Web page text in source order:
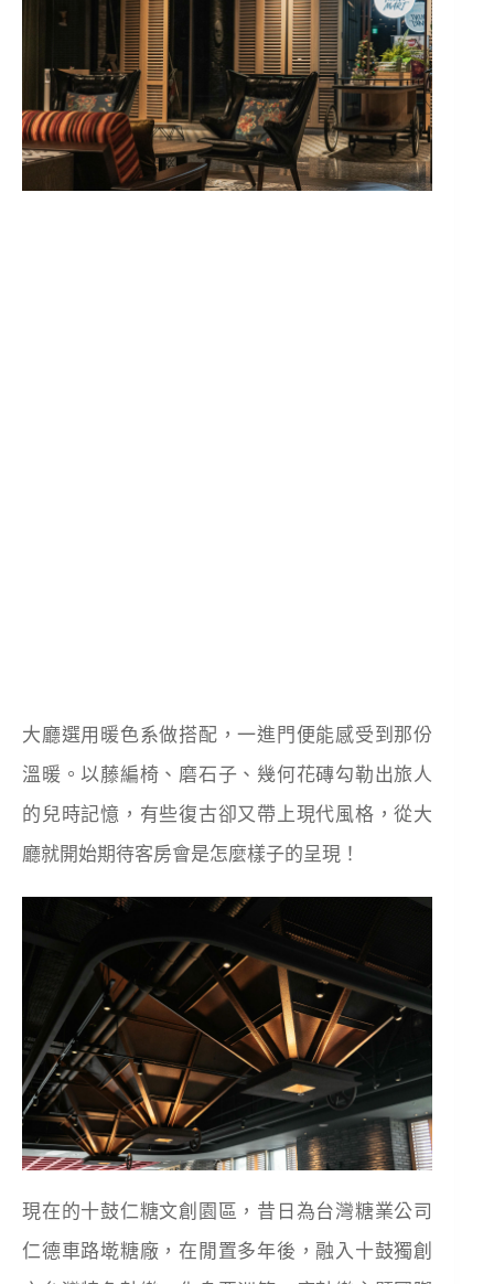
大廳選用暖色系做搭配，一進門便能感受到那份
溫暖。以藤編椅、磨石子、幾何花磚勾勒出旅人
的兒時記憶，有些復古卻又帶上現代風格，從大
廳就開始期待客房會是怎麼樣子的呈現！
現在的十鼓仁糖文創園區，昔日為台灣糖業公司
仁德車路墘糖廠，在閒置多年後，融入十鼓獨創